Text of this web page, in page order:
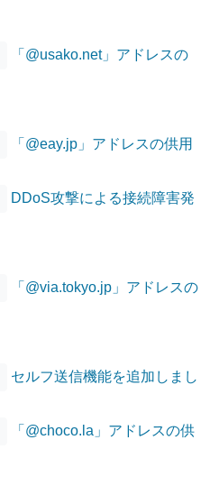
「@usako.net」アドレスの
「@eay.jp」アドレスの供用
DDoS攻撃による接続障害発
「@via.tokyo.jp」アドレスの
セルフ送信機能を追加しまし
「@choco.la」アドレスの供